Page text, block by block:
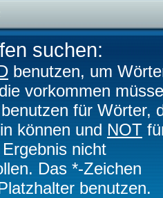
suchen:
benutzen, um
vorkommen
für Wörter,
können und NOT
nicht
Das *-Zeichen
benutzen.